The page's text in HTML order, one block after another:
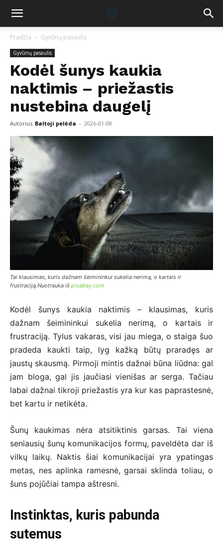
Pradžia Gyvūnų pasaulis
Gyvūnų pasaulis
Kodėl šunys kaukia
naktimis – priežastis
nustebina daugelį
Autorius Baltoji pelėda - 2026-01-08
Tai klausimas, kuris dažnam šeimininkui sukelia nerimą, o kartais ir
frustraciją.Nuotrauka iš pixabay.com
Kodėl šunys kaukia naktimis – klausimas, kuris
dažnam šeimininkui sukelia nerimą, o kartais ir
frustraciją. Tylus vakaras, visi jau miega, o staiga šuo
pradeda kaukti taip, lyg kažką būtų praradęs ar
jaustų skausmą. Pirmoji mintis dažnai būna liūdna: gal
jam bloga, gal jis jaučiasi vienišas ar serga. Tačiau
labai dažnai tikroji priežastis yra kur kas paprastesnė,
bet kartu ir netikėta.
Šunų kaukimas nėra atsitiktinis garsas. Tai viena
seniausių šunų komunikacijos formų, paveldėta dar iš
vilkų laikų. Naktis šiai komunikacijai yra ypatingas
metas, nes aplinka ramesnė, garsai sklinda toliau, o
šuns pojūčiai tampa aštresni.
Instinktas, kuris pabunda
sutemus